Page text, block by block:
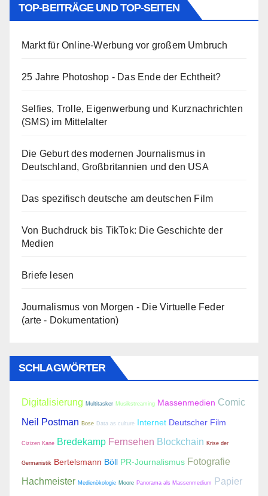
TOP-BEITRÄGE UND TOP-SEITEN
Markt für Online-Werbung vor großem Umbruch
25 Jahre Photoshop - Das Ende der Echtheit?
Selfies, Trolle, Eigenwerbung und Kurznachrichten
(SMS) im Mittelalter
Die Geburt des modernen Journalismus in
Deutschland, Großbritannien und den USA
Das spezifisch deutsche am deutschen Film
Von Buchdruck bis TikTok: Die Geschichte der
Medien
Briefe lesen
Journalismus von Morgen - Die Virtuelle Feder
(arte - Dokumentation)
SCHLAGWÖRTER
Digitalisierung Multitasker Musikstreaming Massenmedien Comic
Neil Postman Bose Data as culture Internet Deutscher Film
Cizizen Kane Bredekamp Fernsehen Blockchain Krise der
Germanistik Bertelsmann Böll PR-Journalismus Fotografie
Hachmeister Medienökologie Moore Panorama als Massenmedium Papier